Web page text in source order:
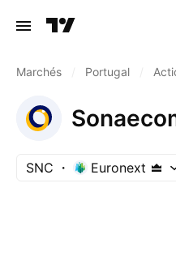
Marchés Portugal
SNC Euronext